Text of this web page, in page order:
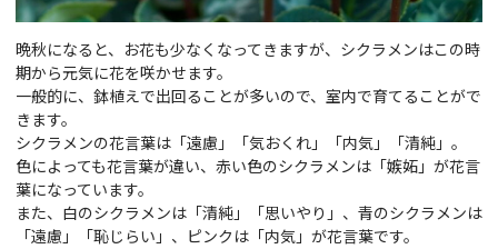
晩秋になると、お花も少なくなってきますが、シクラメンはこの時
期から元気に花を咲かせます。
一般的に、鉢植えで出回ることが多いので、室内で育てることがで
きます。
シクラメンの花言葉は「遠慮」「気おくれ」「内気」「清純」。
色によっても花言葉が違い、赤い色のシクラメンは「嫉妬」が花言
葉になっています。
また、白のシクラメンは「清純」「思いやり」、青のシクラメンは
「遠慮」「恥じらい」、ピンクは「内気」が花言葉です。